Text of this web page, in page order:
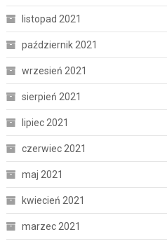
listopad 2021
październik 2021
wrzesień 2021
sierpień 2021
lipiec 2021
czerwiec 2021
maj 2021
kwiecień 2021
marzec 2021